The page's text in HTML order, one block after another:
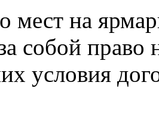
мест на
собой право
условия